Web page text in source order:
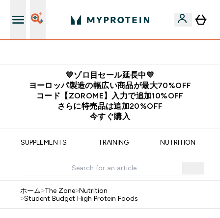
💙ゾロ目セール延長中💙
ヨーロッパ製造の幅広い商品が最大70%OFF
コード【ZOROME】入力で追加10%OFF
さらに特売品は追加20%OFF
今すぐ購入
SUPPLEMENTS TRAINING NUTRITION
ホーム>The Zone>Nutrition
>Student Budget High Protein Foods